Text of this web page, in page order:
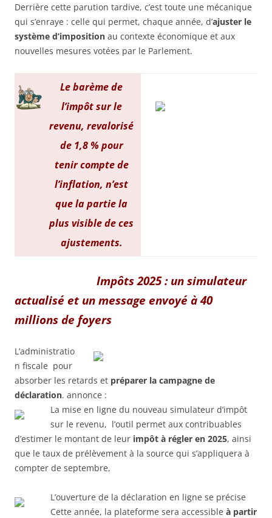
Derrière cette parution tardive, c’est toute une mécanique
qui s’enraye : celle qui permet, chaque année, d’ajuster le
système d’imposition au contexte économique et aux
nouvelles mesures votées par le Parlement.
Le barème de
l’impôt sur le
revenu, revalorisé
de 1,8 % pour
tenir compte de
l’inflation, n’est
que la partie la
plus visible de ces
ajustements.
Impôts 2025 : un simulateur
actualisé et un message envoyé à 40
millions de foyers
L’administratio
n fiscale pour
absorber les retards et préparer la campagne de
déclaration. annonce :
La mise en ligne du nouveau simulateur d’impôt
sur le revenu, l’outil permet aux contribuables
d’estimer le montant de leur impôt à régler en 2025, ainsi
que le taux de prélèvement à la source qui s’appliquera à
compter de septembre,
L’ouverture de la déclaration en ligne se précise
Cette année, la plateforme sera accessible à partir